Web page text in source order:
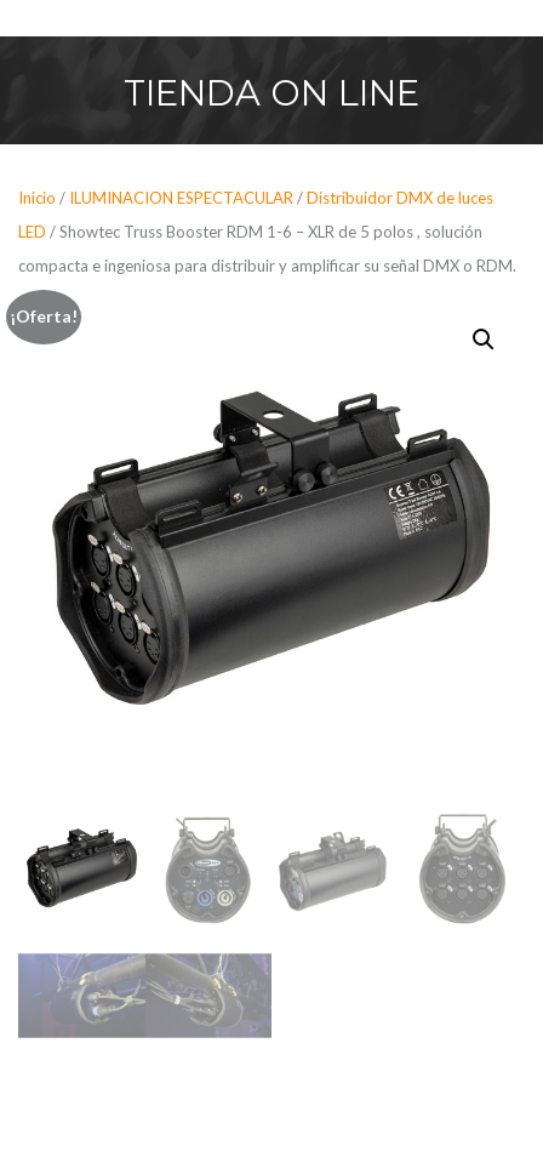
TIENDA ON LINE
Inicio / ILUMINACION ESPECTACULAR /Distribuidor DMX de luces
LED / Showtec Truss Booster RDM 1-6 – XLR de 5 polos , solución
compacta e ingeniosa para distribuir y amplificar su señal DMX o RDM.
¡Oferta!